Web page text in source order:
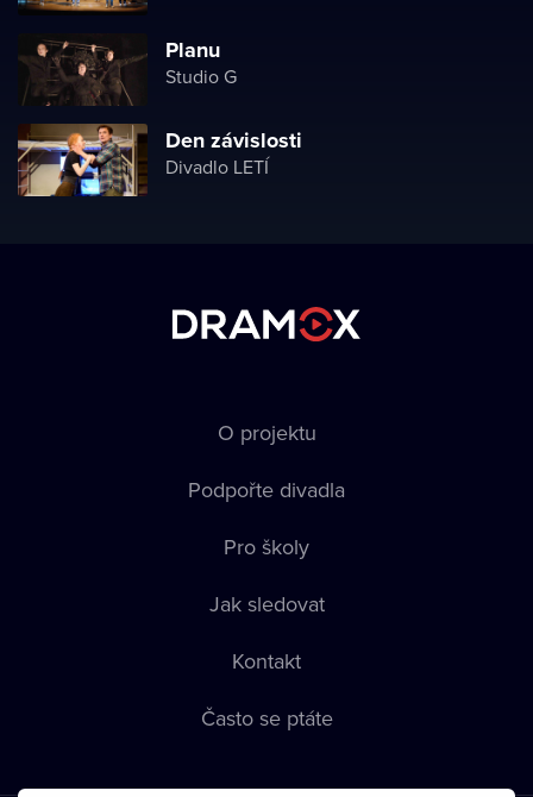
Planu
Studio G
Den závislosti
Divadlo LETÍ
O projektu
Podpořte divadla
Pro školy
Jak sledovat
Kontakt
Často se ptáte